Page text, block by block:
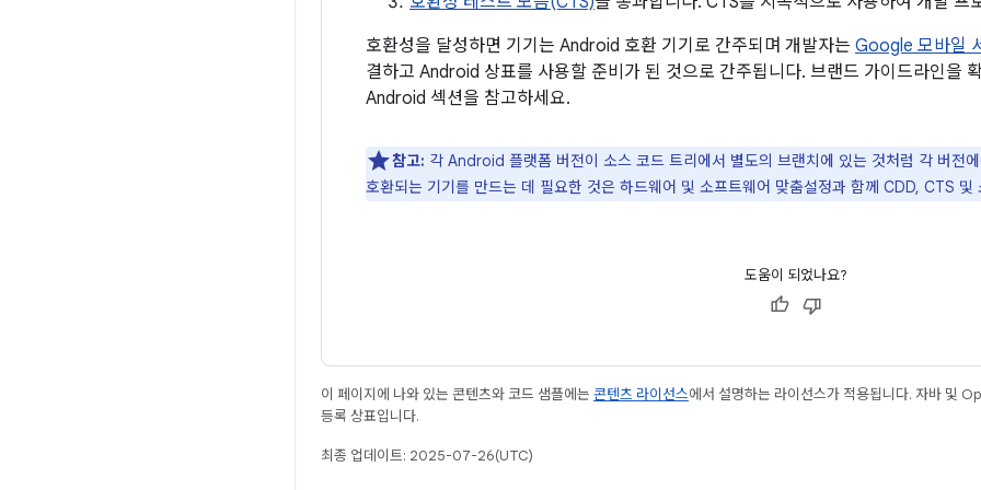
호환성을 달성하면 기기는 Android 호환 기기로 간주되며 개발자는 Google 모바일
결하고 Android 상표를 사용할 준비가 된 것으로 간주됩니다. 브랜드 가이드라인을
Android 섹션을 참고하세요.
참고: 각 Android 플랫폼 버전이 소스 코드 트리에서 별도의 브랜치에 있는 것처럼 각 버전
호환되는 기기를 만드는 데 필요한 것은 하드웨어 및 소프트웨어 맞춤설정과 함께 CDD, CTS 및
도움이 되었나요?
이 페이지에 나와 있는 콘텐츠와 코드 샘플에는 콘텐츠 라이선스에서 설명하는 라이선스가 적용됩니다. 자바 및
등록 상표입니다.
최종 업데이트: 2025-07-26(UTC)